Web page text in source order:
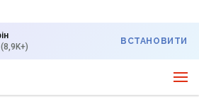
(8,9K+)
ВСТАНОВИТИ